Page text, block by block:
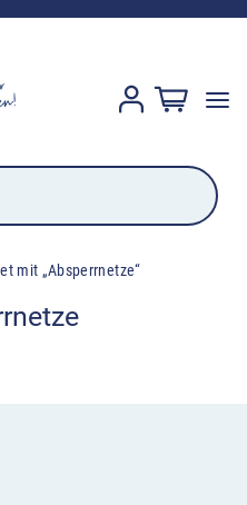
mit „Absperrnetze“